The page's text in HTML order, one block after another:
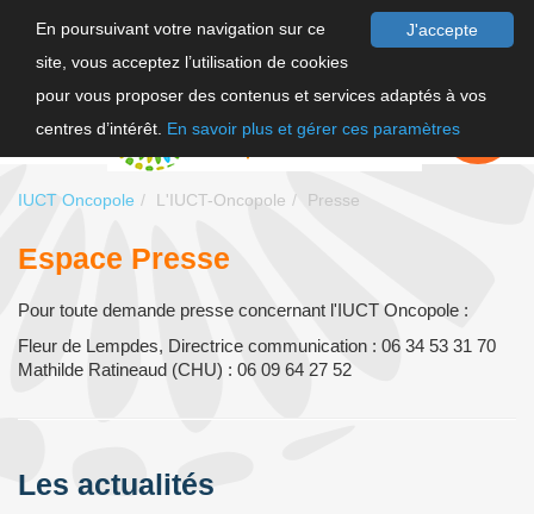
J'accepte
En poursuivant votre navigation sur ce
site, vous acceptez l’utilisation de cookies
pour vous proposer des contenus et services adaptés à vos
centres d’intérêt. En savoir plus et gérer ces paramètres
FAIRE UN
DON
IUCT Oncopole L'IUCT-Oncopole Presse
Espace Presse
Pour toute demande presse concernant l'IUCT Oncopole :
Fleur de Lempdes, Directrice communication : 06 34 53 31 70
Mathilde Ratineaud (CHU) : 06 09 64 27 52
Les actualités